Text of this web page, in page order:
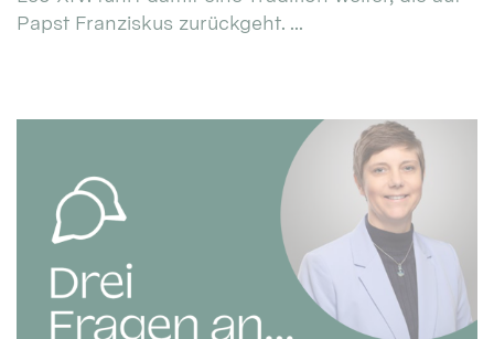
Papst Franziskus zurückgeht. ...